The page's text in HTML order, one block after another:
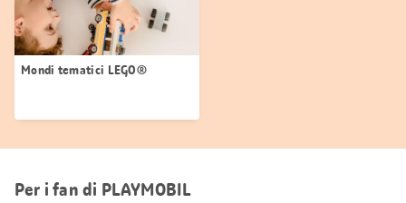
Mondi tematici LEGO®
Per i fan di PLAYMOBIL